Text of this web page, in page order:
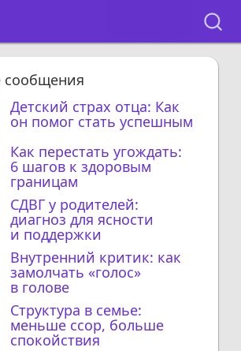
сообщения
Детский страх отца: Как
он помог стать успешным
Как перестать угождать:
6 шагов к здоровым
границам
СДВГ у родителей:
диагноз для ясности
и поддержки
Внутренний критик: как
замолчать «голос»
в голове
Структура в семье:
меньше ссор, больше
спокойствия